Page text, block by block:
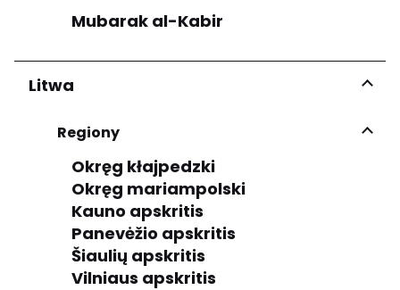
Mubarak al-Kabir
Litwa
Regiony
Okręg kłajpedzki
Okręg mariampolski
Kauno apskritis
Panevėžio apskritis
Šiaulių apskritis
Vilniaus apskritis